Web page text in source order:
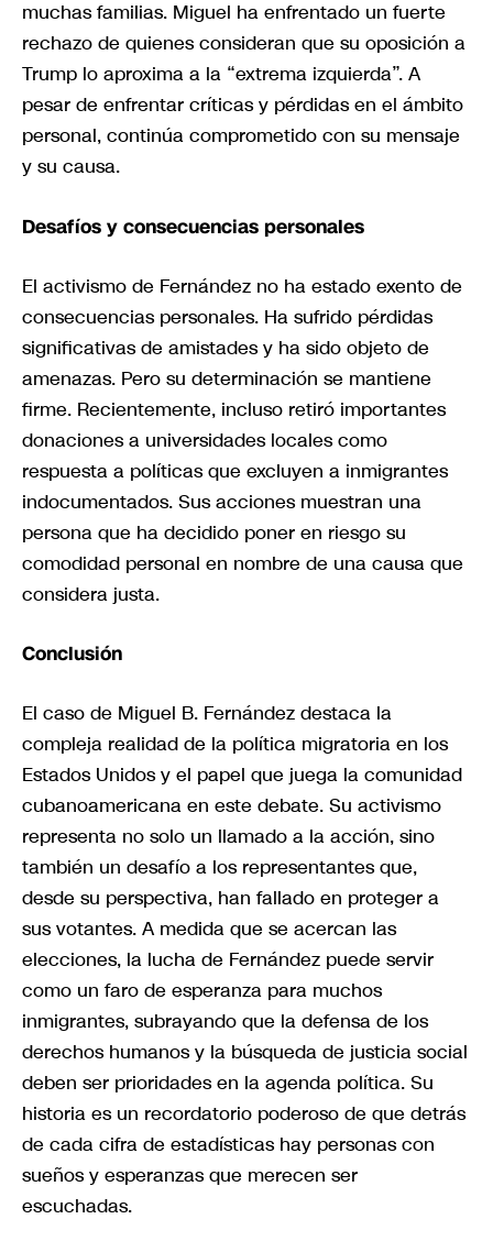
muchas familias. Miguel ha enfrentado un fuerte
rechazo de quienes consideran que su oposición a
Trump lo aproxima a la “extrema izquierda”. A
pesar de enfrentar críticas y pérdidas en el ámbito
personal, continúa comprometido con su mensaje
y su causa.
Desafíos y consecuencias personales
El activismo de Fernández no ha estado exento de
consecuencias personales. Ha sufrido pérdidas
significativas de amistades y ha sido objeto de
amenazas. Pero su determinación se mantiene
firme. Recientemente, incluso retiró importantes
donaciones a universidades locales como
respuesta a políticas que excluyen a inmigrantes
indocumentados. Sus acciones muestran una
persona que ha decidido poner en riesgo su
comodidad personal en nombre de una causa que
considera justa.
Conclusión
El caso de Miguel B. Fernández destaca la
compleja realidad de la política migratoria en los
Estados Unidos y el papel que juega la comunidad
cubanoamericana en este debate. Su activismo
representa no solo un llamado a la acción, sino
también un desafío a los representantes que,
desde su perspectiva, han fallado en proteger a
sus votantes. A medida que se acercan las
elecciones, la lucha de Fernández puede servir
como un faro de esperanza para muchos
inmigrantes, subrayando que la defensa de los
derechos humanos y la búsqueda de justicia social
deben ser prioridades en la agenda política. Su
historia es un recordatorio poderoso de que detrás
de cada cifra de estadísticas hay personas con
sueños y esperanzas que merecen ser
escuchadas.